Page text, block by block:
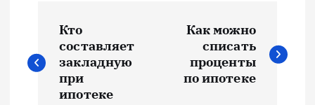
а
Кто
составляет
закладную
при
ипотеке
Как можно
списать
проценты
по ипотеке